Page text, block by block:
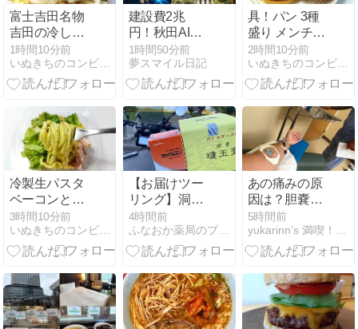
富士吉田名物
吉田の冷しう
どん【セブン
イレブン】強
いコシで食べ
どんです!!
1時間10分前
いぬきちのコンビニ飯
建設費2兆
円！秋田AIデ
ータセンター
計画
1時間50分前
夢スマイル日記
具！パン 3種
盛り メンチカ
ツ・コロッ
ケ・たまご
【ローソン】
った美味しい
惣菜パンです!!
2時間10分前
いぬきちのコンビニ飯
冷製生パスタ
ベーコンとバ
ジルクリーム
【ローソン】
バジルクリー
味しく食べら
れます!!
3時間10分前
いぬきちのコンビニ飯
【お届けツー
リング】洞爺
湖へ「サメミ
ロン」と「瓊
玉膏（けいぎ
をお届け！夕
涼み最高
4時間前
ふなおか薬局のブタ店長ブログ
あの痛みの原
因は？胆嚢？
肝臓？膵臓？
腎臓？
5時間前